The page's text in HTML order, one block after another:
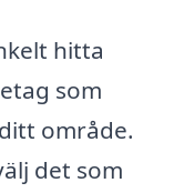
hitta
som
område.
det som